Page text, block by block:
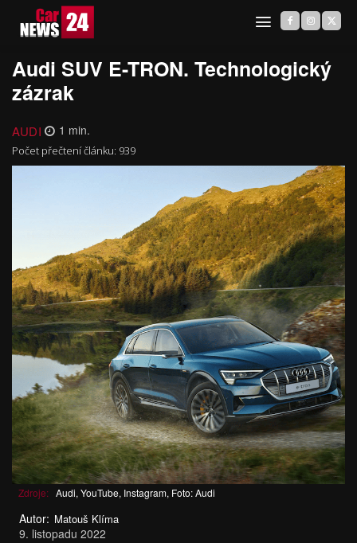
Audi SUV E-TRON. Technologický
zázrak
AUDI 1 min.
Počet přečtení článku: 939
Zdroje: Audi, YouTube, Instagram, Foto: Audi
Autor: Matouš Klíma
9. listopadu 2022